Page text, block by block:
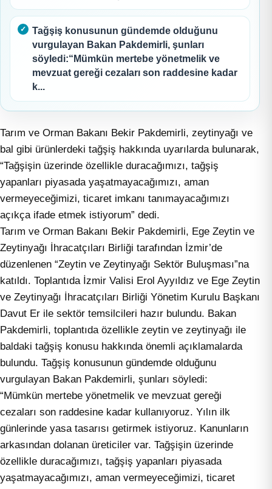
Tağşiş konusunun gündemde olduğunu
vurgulayan Bakan Pakdemirli, şunları
söyledi:“Mümkün mertebe yönetmelik ve
mevzuat gereği cezaları son raddesine kadar
k...
Tarım ve Orman Bakanı Bekir Pakdemirli, zeytinyağı ve
bal gibi ürünlerdeki tağşiş hakkında uyarılarda bulunarak,
“Tağşişin üzerinde özellikle duracağımızı, tağşiş
yapanları piyasada yaşatmayacağımızı, aman
vermeyeceğimizi, ticaret imkanı tanımayacağımızı
açıkça ifade etmek istiyorum” dedi.
Tarım ve Orman Bakanı Bekir Pakdemirli, Ege Zeytin ve
Zeytinyağı İhracatçıları Birliği tarafından İzmir’de
düzenlenen “Zeytin ve Zeytinyağı Sektör Buluşması”na
katıldı. Toplantıda İzmir Valisi Erol Ayyıldız ve Ege Zeytin
ve Zeytinyağı İhracatçıları Birliği Yönetim Kurulu Başkanı
Davut Er ile sektör temsilcileri hazır bulundu. Bakan
Pakdemirli, toplantıda özellikle zeytin ve zeytinyağı ile
baldaki tağşiş konusu hakkında önemli açıklamalarda
bulundu. Tağşiş konusunun gündemde olduğunu
vurgulayan Bakan Pakdemirli, şunları söyledi:
“Mümkün mertebe yönetmelik ve mevzuat gereği
cezaları son raddesine kadar kullanıyoruz. Yılın ilk
günlerinde yasa tasarısı getirmek istiyoruz. Kanunların
arkasından dolanan üreticiler var. Tağşişin üzerinde
özellikle duracağımızı, tağşiş yapanları piyasada
yaşatmayacağımızı, aman vermeyeceğimizi, ticaret